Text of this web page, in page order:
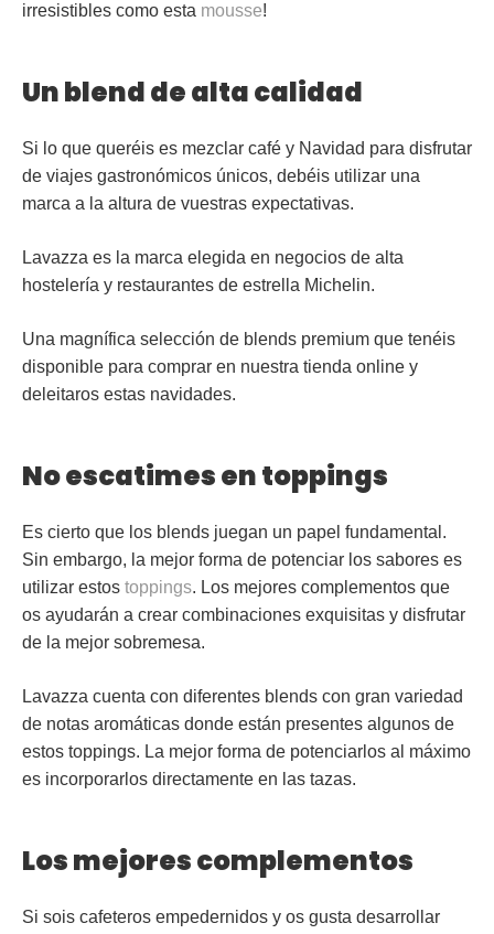
irresistibles como esta mousse!
Un blend de alta calidad
Si lo que queréis es mezclar café y Navidad para disfrutar
de viajes gastronómicos únicos, debéis utilizar una
marca a la altura de vuestras expectativas.
Lavazza es la marca elegida en negocios de alta
hostelería y restaurantes de estrella Michelin.
Una magnífica selección de blends premium que tenéis
disponible para comprar en nuestra tienda online y
deleitaros estas navidades.
No escatimes en toppings
Es cierto que los blends juegan un papel fundamental.
Sin embargo, la mejor forma de potenciar los sabores es
utilizar estos toppings. Los mejores complementos que
os ayudarán a crear combinaciones exquisitas y disfrutar
de la mejor sobremesa.
Lavazza cuenta con diferentes blends con gran variedad
de notas aromáticas donde están presentes algunos de
estos toppings. La mejor forma de potenciarlos al máximo
es incorporarlos directamente en las tazas.
Los mejores complementos
Si sois cafeteros empedernidos y os gusta desarrollar